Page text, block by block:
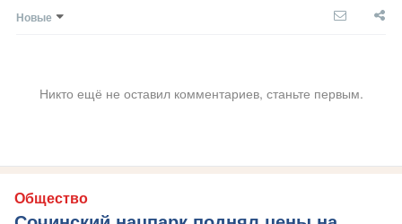
Новые
Никто ещё не оставил комментариев, станьте первым.
Общество